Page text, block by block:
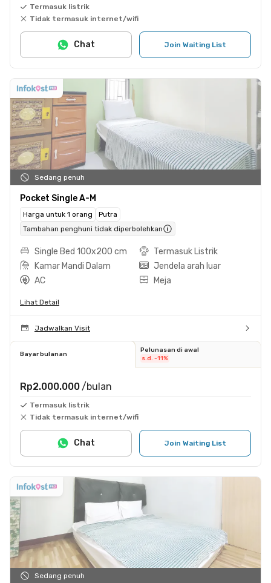
Termasuk listrik
Tidak termasuk internet/wifi
Join Waiting List
Chat
Sedang penuh
Pocket Single A-M
Harga untuk 1 orang
Putra
Tambahan penghuni tidak diperbolehkan
Single Bed 100x200 cm
Termasuk Listrik
Kamar Mandi Dalam
Jendela arah luar
AC
Meja
Lihat Detail
Jadwalkan Visit
Bayar bulanan
Pelunasan di awal
s.d. -11%
Rp2.000.000 /bulan
Termasuk listrik
Tidak termasuk internet/wifi
Join Waiting List
Chat
Sedang penuh